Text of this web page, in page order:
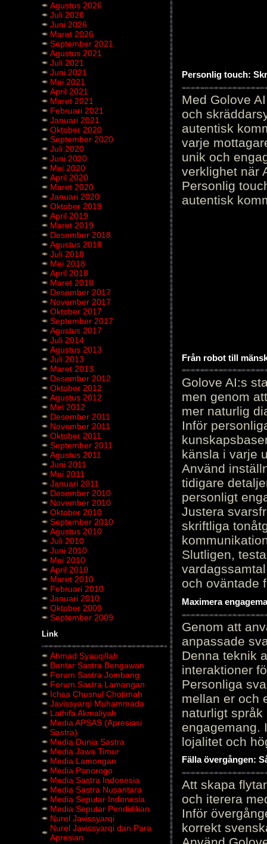
Agustus 2026
Juli 2026
Juni 2026
Maret 2026
September 2021
Agustus 2021
Juli 2021
Juni 2021
Mei 2021
April 2021
Maret 2021
Februari 2021
Januari 2021
Oktober 2020
September 2020
Juli 2020
Juni 2020
Mei 2020
April 2020
Maret 2020
Januari 2020
Oktober 2019
April 2019
Maret 2019
Desember 2018
Agustus 2018
Juli 2018
Mei 2018
April 2018
Maret 2018
Desember 2017
November 2017
Oktober 2017
September 2017
Agustus 2017
Juli 2014
Agustus 2013
Juli 2013
Maret 2013
Desember 2012
Oktober 2012
Agustus 2012
Mei 2012
Desember 2011
November 2011
Oktober 2011
September 2011
Agustus 2011
Juni 2011
Mei 2011
Januari 2011
Desember 2010
November 2010
Oktober 2010
September 2010
Agustus 2010
Juli 2010
Juni 2010
Mei 2010
April 2010
Maret 2010
Februari 2010
Januari 2010
Oktober 2009
September 2009
Link
Ahmad Syauqillah
Bantar Sastra Bengawan
Forum Sastra Jombang
Forum Sastra Lamongan
Ichsa Chusnul Chotimah
Javissyarqi Muhammada
Lathifa Akmaliyah
Media APSAS (Apresiasi
Sastra)
Media Dunia Sastra
Media Jawa Timur
Media Lamongan
Media Ponorogo
Media Sastra Indonesia
Media Sastra Nusantara
Media Seputar Indonesia
Media Seputar Pendidikan
Nurel Javissyarqi
Nurel Javissyarqi dan Para
Apresian
Personlig touch:
Med Golove
och
autentisk
varje
unik och
verklighet när
Personlig
autentisk
Från robot till
Golove AI:s
men genom
mer naturlig
Inför
känsla i varje
Använd
tidigare
personligt
Justera
skriftliga
Slutligen,
och oväntade
Maximera
Genom att
anpassade
Denna teknik
interaktioner
Personliga
mellan er och
naturligt
engagemang.
lojalitet och
Fälla övergången:
Att skapa
och iterera
Inför
korrekt